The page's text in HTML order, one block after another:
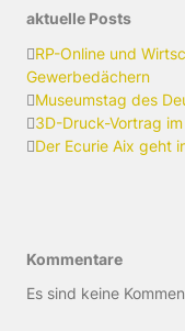
aktuelle Posts
RP-Online und
Gewerbedächern
Museumstag des
3D-Druck-Vortrag
Der Ecurie Aix geht
Kommentare
Es sind keine